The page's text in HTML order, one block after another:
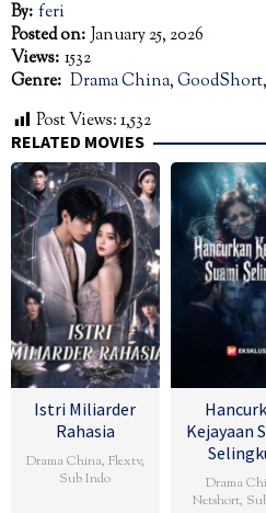
By: feri
Posted on: January 25, 2026
Views: 1532
Genre: Drama China,GoodShort,
Post Views:1,532
RELATED MOVIES
Istri Miliarder
Rahasia
Drama China, Flextv,
Sub Indo
Kejayaan
Drama
Netshort,